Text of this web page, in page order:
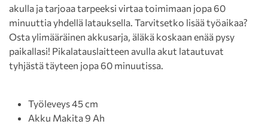
akulla ja tarjoaa tarpeeksi virtaa toimimaan jopa 60
minuuttia yhdellä latauksella. Tarvitsetko lisää työaikaa?
Osta ylimääräinen akkusarja, äläkä koskaan enää pysy
paikallasi! Pikalatauslaitteen avulla akut latautuvat
tyhjästä täyteen jopa 60 minuutissa.
Työleveys 45 cm
Akku Makita 9 Ah